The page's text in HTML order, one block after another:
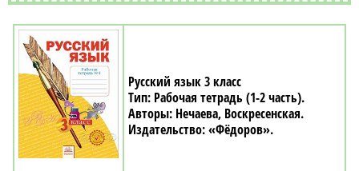
Русский язык 3 класс
Рабочая тетрадь (1-2 часть)
Нечаева, Воскресенская
«Фёдоров»